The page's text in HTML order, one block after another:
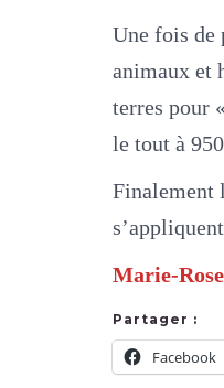
Une fois de
animaux et
terres pour «
le tout à
Finalement
Marie-
Partager :
Facebook